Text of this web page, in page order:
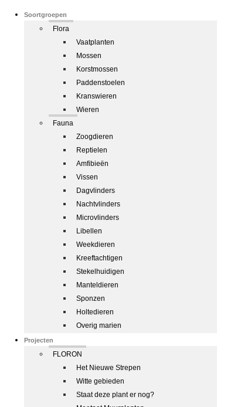
Soortgroepen
Flora
Vaatplanten
Mossen
Korstmossen
Paddenstoelen
Kranswieren
Wieren
Fauna
Zoogdieren
Reptielen
Amfibieën
Vissen
Dagvlinders
Nachtvlinders
Microvlinders
Libellen
Weekdieren
Kreeftachtigen
Stekelhuidigen
Manteldieren
Sponzen
Holtedieren
Overig marien
Projecten
FLORON
Het Nieuwe Strepen
Witte gebieden
Staat deze plant er nog?